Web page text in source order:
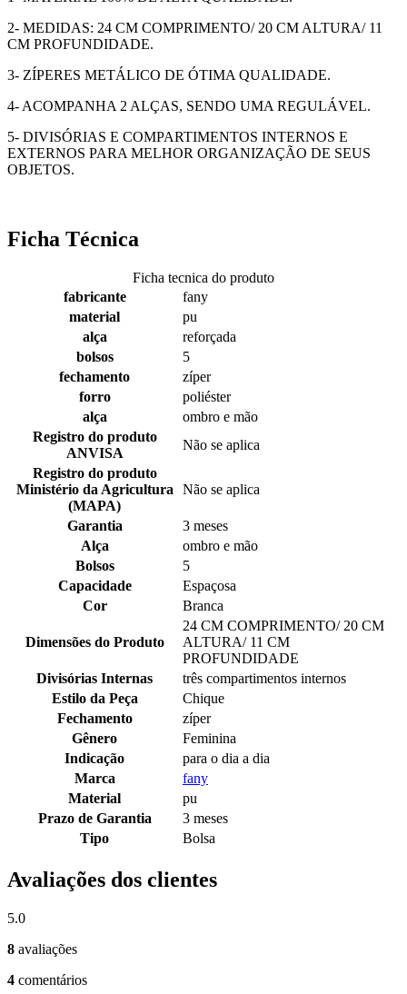
2- MEDIDAS: 24 CM COMPRIMENTO/ 20 CM ALTURA/ 11
CM PROFUNDIDADE.
3- ZÍPERES METÁLICO DE ÓTIMA QUALIDADE.
4- ACOMPANHA 2 ALÇAS, SENDO UMA REGULÁVEL.
5- DIVISÓRIAS E COMPARTIMENTOS INTERNOS E
EXTERNOS PARA MELHOR ORGANIZAÇÃO DE SEUS
OBJETOS.
Ficha Técnica
Ficha tecnica do produto
fabricante
fany
material
pu
alça
reforçada
bolsos
5
fechamento
zíper
forro
poliéster
alça
ombro e mão
Registro do produto
ANVISA
Não se aplica
Registro do produto
Ministério da Agricultura
(MAPA)
Não se aplica
Garantia
3 meses
Alça
ombro e mão
Bolsos
5
Capacidade
Espaçosa
Cor
Branca
Dimensões do Produto
24 CM COMPRIMENTO/ 20 CM
ALTURA/ 11 CM
PROFUNDIDADE
Divisórias Internas
três compartimentos internos
Estilo da Peça
Chique
Fechamento
zíper
Gênero
Feminina
Indicação
para o dia a dia
Marca
fany
Material
pu
Prazo de Garantia
3 meses
Tipo
Bolsa
Avaliações dos clientes
5.0
8 avaliações
4 comentários